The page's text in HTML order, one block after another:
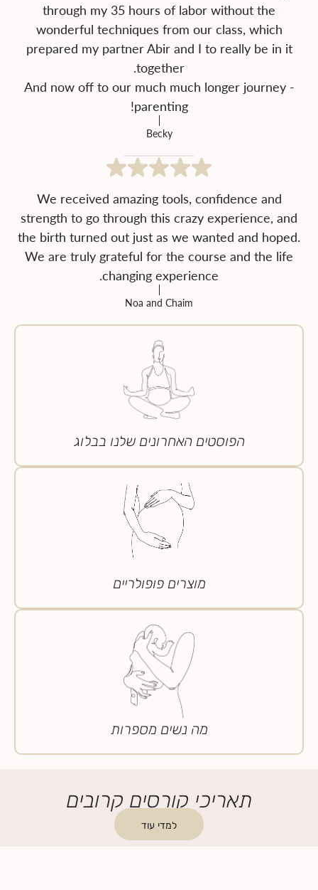
through my 35 hours of labor without the
wonderful techniques from our class, which
prepared my partner Abir and I to really be in it
And now off to our much much longer journey -
parenting!
Becky
We received amazing tools, confidence and
strength to go through this crazy experience, and
the birth turned out just as we wanted and hoped.
We are truly grateful for the course and the life
changing experience.
Noa and Chaim
הפוסטים האחרונים שלנו בבלוג
מוצרים פופולריים
מה נשים מספרות
תאריכי קורסים קרובים
למדי עוד